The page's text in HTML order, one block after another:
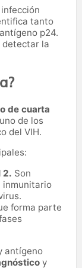
tanto
p24.
detectar la
de cuarta
de los
del VIH.
2. Son
inmunitario
forma parte
antígeno
y